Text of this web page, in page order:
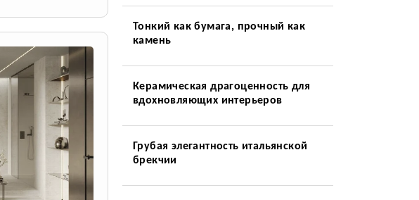
Тонкий как бумага, прочный как
камень
Керамическая драгоценность для
вдохновляющих интерьеров
Грубая элегантность итальянской
брекчии